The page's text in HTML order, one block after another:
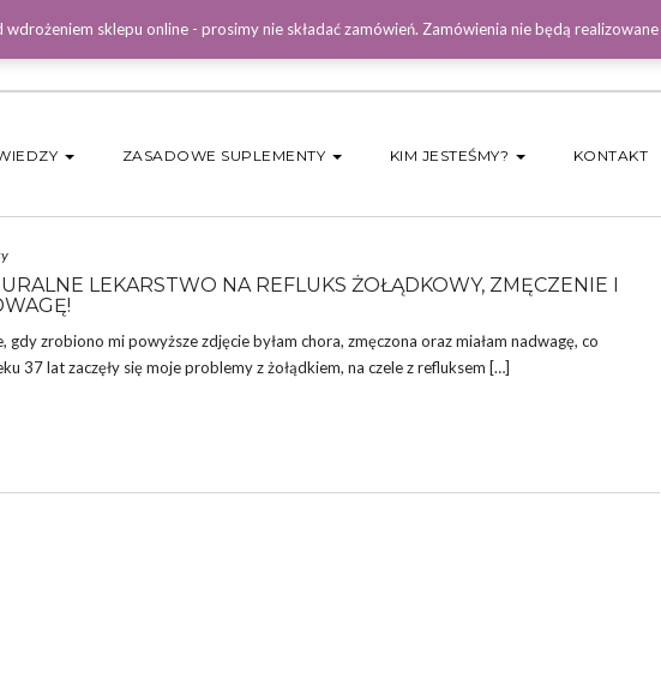
ZASADOWE SUPLEMENTY KIM JESTEŚMY? KONTAKT
LEKARSTWO NA REFLUKS ŻOŁĄDKOWY, ZMĘCZENIE I
gdy zrobiono mi powyższe zdjęcie byłam chora, zmęczona oraz miałam nadwagę, co
37 lat zaczęły się moje problemy z żołądkiem, na czele z refluksem […]
wdrożeniem sklepu online - prosimy nie składać zamówień. Zamówienia nie będą realizowane